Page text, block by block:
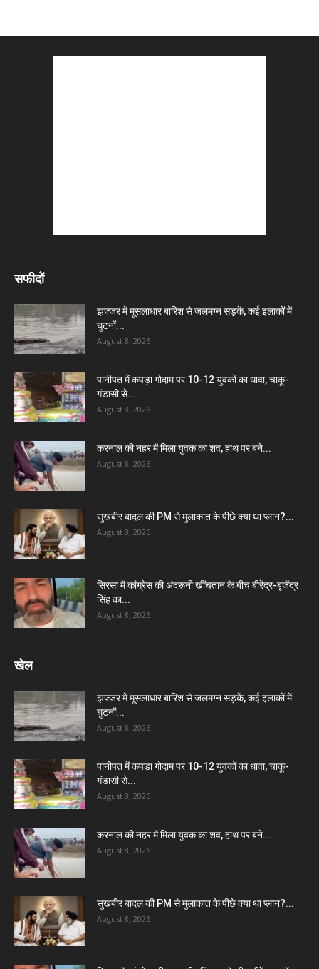
सफीदों
झज्जर में मूसलाधार बारिश से जलमग्न सड़कें, कई इलाकों में
घुटनों...
August 8, 2026
पानीपत में कपड़ा गोदाम पर 10-12 युवकों का धावा, चाकू-
गंडासी से...
August 8, 2026
करनाल की नहर में मिला युवक का शव, हाथ पर बने...
August 8, 2026
सुखबीर बादल की PM से मुलाकात के पीछे क्या था प्लान?...
August 8, 2026
सिरसा में कांग्रेस की अंदरूनी खींचतान के बीच बीरेंद्र-बृजेंद्र
सिंह का...
August 8, 2026
खेल
झज्जर में मूसलाधार बारिश से जलमग्न सड़कें, कई इलाकों में
घुटनों...
August 8, 2026
पानीपत में कपड़ा गोदाम पर 10-12 युवकों का धावा, चाकू-
गंडासी से...
August 8, 2026
करनाल की नहर में मिला युवक का शव, हाथ पर बने...
August 8, 2026
सुखबीर बादल की PM से मुलाकात के पीछे क्या था प्लान?...
August 8, 2026